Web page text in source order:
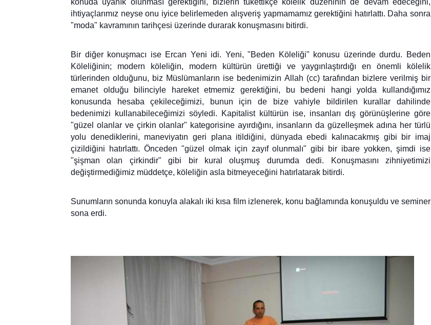
konuda uyanık olunması gerektiğini, bizlerin tükettikçe kölelik düzeninin de devam edeceğini,
ihtiyaçlarımız neyse onu iyice belirlemeden alışveriş yapmamamız gerektiğini hatırlattı. Daha sonra
"moda" kavramının tarihçesi üzerinde durarak konuşmasını bitirdi.
Bir diğer konuşmacı ise Ercan Yeni idi. Yeni, "Beden Köleliği" konusu üzerinde durdu. Beden
Köleliğinin; modern köleliğin, modern kültürün ürettiği ve yaygınlaştırdığı en önemli kölelik
türlerinden olduğunu, biz Müslümanların ise bedenimizin Allah (cc) tarafından bizlere verilmiş bir
emanet olduğu bilinciyle hareket etmemiz gerektiğini, bu bedeni hangi yolda kullandığımız
konusunda hesaba çekileceğimizi, bunun için de bize vahiyle bildirilen kurallar dahilinde
bedenimizi kullanabileceğimizi söyledi. Kapitalist kültürün ise, insanları dış görünüşlerine göre
"güzel olanlar ve çirkin olanlar" kategorisine ayırdığını, insanların da güzelleşmek adına her türlü
yolu denediklerini, maneviyatın geri plana itildiğini, dünyada ebedi kalınacakmış gibi bir imaj
çizildiğini hatırlattı. Önceden "güzel olmak için zayıf olunmalı" gibi bir ibare yokken, şimdi ise
"şişman olan çirkindir" gibi bir kural oluşmuş durumda dedi. Konuşmasını zihniyetimizi
değiştirmediğimiz müddetçe, köleliğin asla bitmeyeceğini hatırlatarak bitirdi.
Sunumların sonunda konuyla alakalı iki kısa film izlenerek, konu bağlamında konuşuldu ve seminer
sona erdi.